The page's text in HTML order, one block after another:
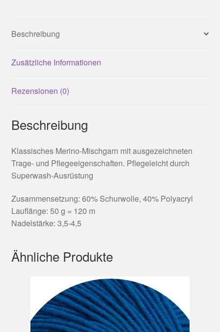
Beschreibung
Zusätzliche Informationen
Rezensionen (0)
Beschreibung
Klassisches Merino-Mischgarn mit ausgezeichneten
Trage- und Pflegeeigenschaften. Pflegeleicht durch
Superwash-Ausrüstung
Zusammensetzung: 60% Schurwolle, 40% Polyacryl
Lauflänge: 50 g = 120 m
Nadelstärke: 3,5-4,5
Ähnliche Produkte